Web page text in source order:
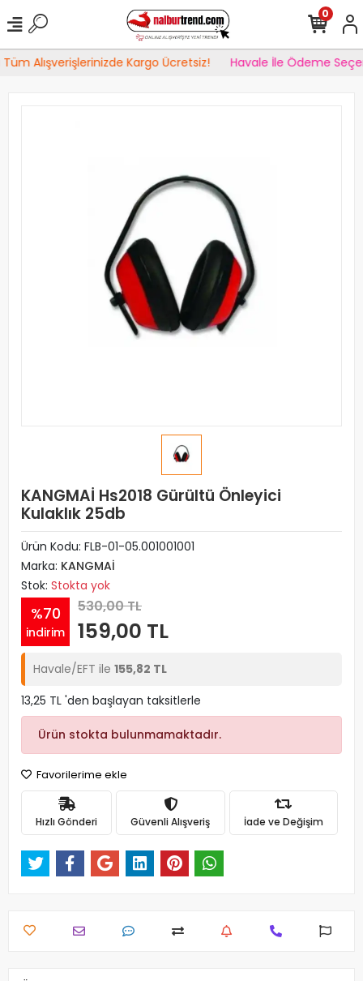
Alışverişlerinizde Kargo Ücretsiz! Havale İle Ödeme
0
KANGMAİ Hs2018 Gürültü Önleyici
Kulaklık 25db
Ürün Kodu: FLB-01-05.001001001
Marka: KANGMAİ
Stok: Stokta yok
%70
indirim
530,00 TL
159,00 TL
Havale/EFT ile 155,82 TL
13,25 TL 'den başlayan taksitlerle
Ürün stokta bulunmamaktadır.
Favorilerime ekle
Hızlı Gönderi Güvenli Alışveriş İade ve Değişim